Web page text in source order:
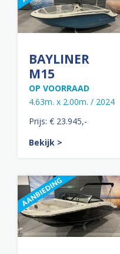
BAYLINER
M15
OP VOORRAAD
4.63m. x 2.00m. / 2024
Prijs: € 23.945,-
Bekijk >